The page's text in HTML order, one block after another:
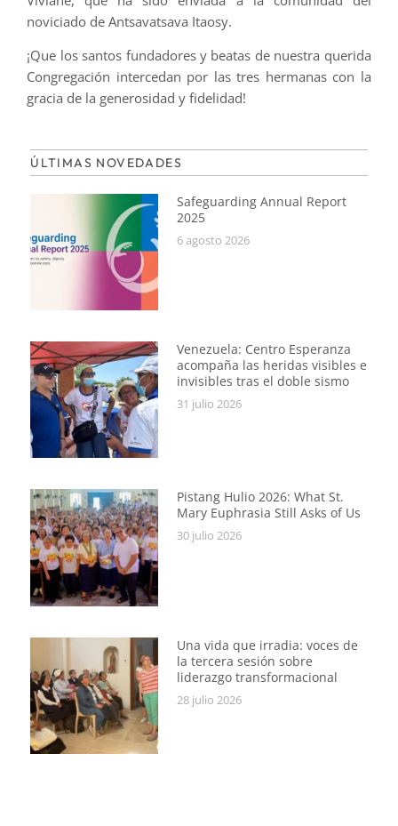
noviciado de Antsavatsava Itaosy.
¡Que los santos fundadores y beatas de nuestra querida
Congregación intercedan por las tres hermanas con la
gracia de la generosidad y fidelidad!
ÚLTIMAS NOVEDADES
Safeguarding Annual Report
2025
6 agosto 2026
Venezuela: Centro Esperanza
acompaña las heridas visibles e
invisibles tras el doble sismo
31 julio 2026
Pistang Hulio 2026: What St.
Mary Euphrasia Still Asks of Us
30 julio 2026
Una vida que irradia: voces de
la tercera sesión sobre
liderazgo transformacional
28 julio 2026